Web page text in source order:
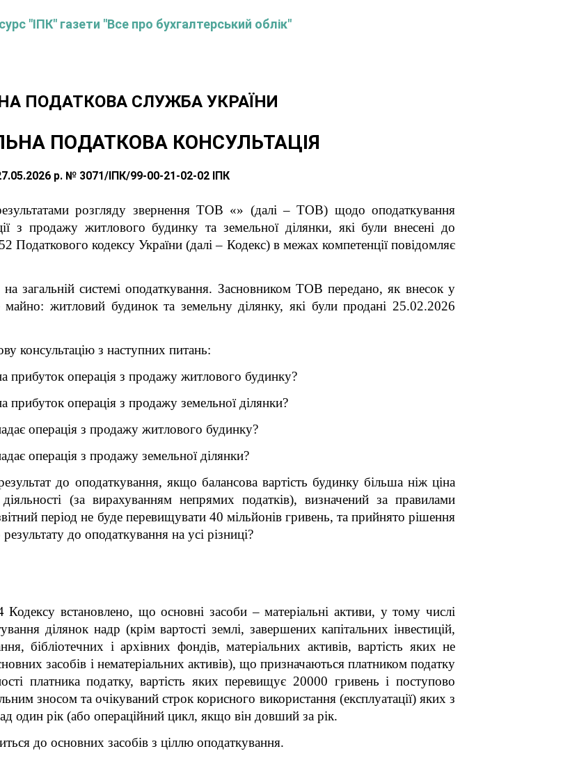
"ІПК" газети "Все про бухгалтерський облік"
ПОДАТКОВА СЛУЖБА УКРАЇНИ
ПОДАТКОВА КОНСУЛЬТАЦІЯ
р. № 3071/ІПК/99-00-21-02-02 ІПК
розгляду звернення ТОВ «» (далі – ТОВ) щодо оподаткування
з продажу житлового будинку та земельної ділянки, які були внесені до
Податкового кодексу України (далі – Кодекс) в межах компетенції повідомляє
загальній системі оподаткування. Засновником ТОВ передано, як внесок у
житловий будинок та земельну ділянку, які були продані 25.02.2026
консультацію з наступних питань:
прибуток операція з продажу житлового будинку?
операція з продажу земельної ділянки?
операція з продажу житлового будинку?
операція з продажу земельної ділянки?
до оподаткування, якщо балансова вартість будинку більша ніж ціна
(за вирахуванням непрямих податків), визначений за правилами
період не буде перевищувати 40 мільйонів гривень, та прийнято рішення
до оподаткування на усі різниці?
встановлено, що основні засоби – матеріальні активи, у тому числі
ділянок надр (крім вартості землі, завершених капітальних інвестицій,
бібліотечних і архівних фондів, матеріальних активів, вартість яких не
засобів і нематеріальних активів), що призначаються платником податку
платника податку, вартість яких перевищує 20000 гривень і поступово
зносом та очікуваний строк корисного використання (експлуатації) яких з
один рік (або операційний цикл, якщо він довший за рік.
до основних засобів з ціллю оподаткування.